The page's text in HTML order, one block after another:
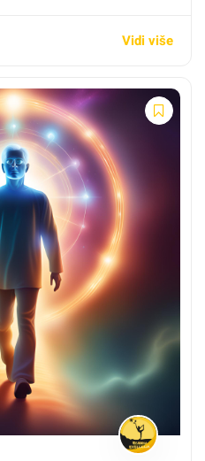
Vidi više